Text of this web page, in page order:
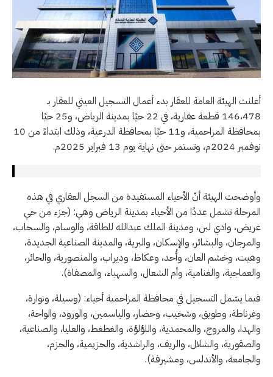
أعلنت الهيئة العامة للعقار بدء أعمال التسجيل العيني للعقار بـ
146،478 قطعة عقارية، في 22 حيًا بمدينة الرياض، و25 حيًا
بمحافظة المزاحمية، و11 حيًا بمحافظة الدرعية، وذلك ابتداءً من 10
نوفمبر 2024م، وتستمر حتى نهاية يوم 13 فبراير 2025م.
وأوضحت الهيئة أنّ الأحياء المستفيدة من السجل العقاري في هذه
المرحلة تشمل عددًا من الأحياء بمدينة الرياض وهي: (جزء من حي
عريض، وادي لبن، ومدينة الملك عبدالله للطاقة، والوسام، والسحاب،
والمرجان، والبشائر، والإسكان، والبرية، والمدينة الصناعية الجديدة،
وهيت، وخشم العان، وأُحد، وعكاظ، وديراب، والمنصورية، والحائر،
والعماجية، والغنامية، وأم الشعال، والسهباء، والمصفاة).
فيما يشمل التسجيل في محافظة المزاحمية أحياء: (وسيلة، ونوارة،
وغرناطة، وطويق، وشخيب، وحضار، والياسمين، والورود، والواحة،
والهدا، والمروج، والمحمدية، واللؤلؤة، والغطغط، والعليا، والصناعية،
والصقورية، والشلال، والريف، والراشدية، والحزيمية، والحزم،
والجامعة، والأندلس، ومشيرفة).